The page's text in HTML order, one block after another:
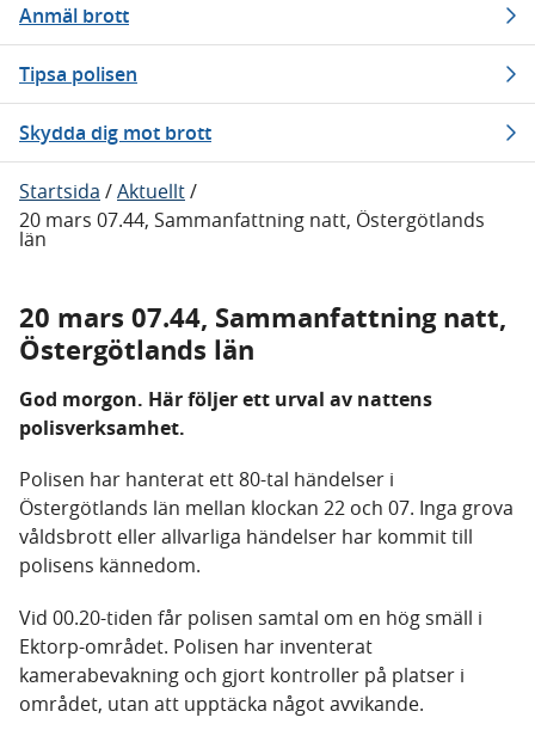
Anmäl brott
Tipsa polisen
Skydda dig mot brott
Startsida /Aktuellt/
20 mars 07.44, Sammanfattning natt, Östergötlands
län
20 mars 07.44, Sammanfattning natt,
Östergötlands län
God morgon. Här följer ett urval av nattens
polisverksamhet.
Polisen har hanterat ett 80-tal händelser i
Östergötlands län mellan klockan 22 och 07. Inga grova
våldsbrott eller allvarliga händelser har kommit till
polisens kännedom.
Vid 00.20-tiden får polisen samtal om en hög smäll i
Ektorp-området. Polisen har inventerat
kamerabevakning och gjort kontroller på platser i
området, utan att upptäcka något avvikande.